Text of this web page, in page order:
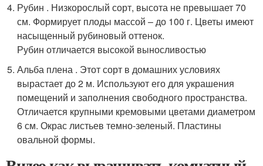
Рубин . Низкорослый сорт, высота не превышает 70
см. Формирует плоды массой – до 100 г. Цветы имеют
насыщенный рубиновый оттенок.
Рубин отличается высокой выносливостью
Альба плена . Этот сорт в домашних условиях
вырастает до 2 м. Используют его для украшения
помещений и заполнения свободного пространства.
Отличается крупными кремовыми цветами диаметром
6 см. Окрас листьев темно-зеленый. Пластины
овальной формы.